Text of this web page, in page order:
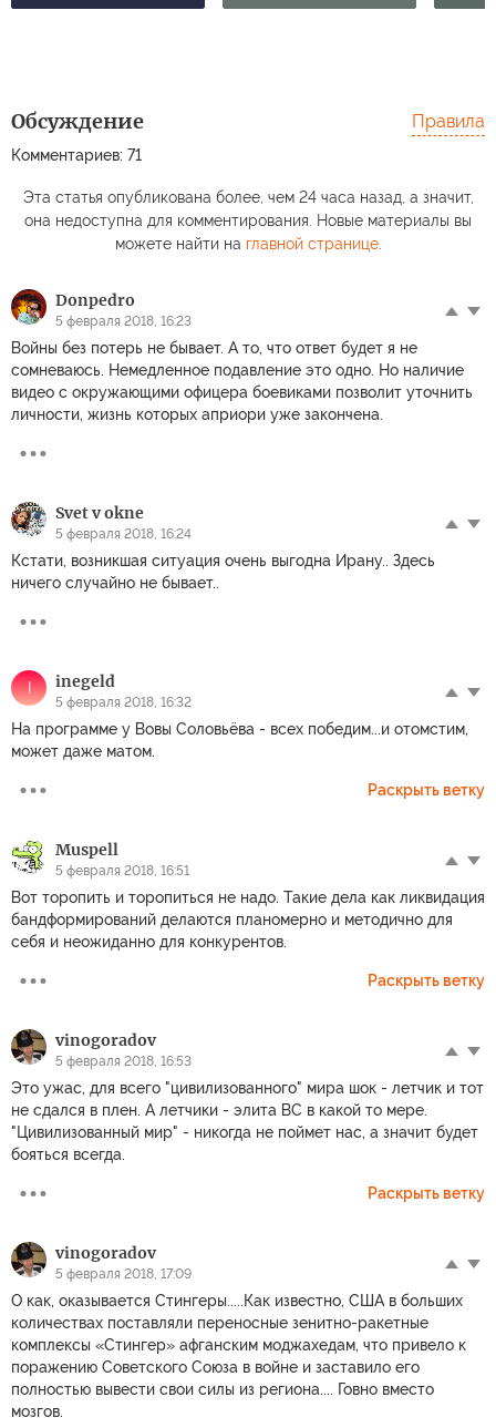
Обсуждение
Комментариев: 71
Правила
Эта статья опубликована более, чем 24 часа назад, а значит,
она недоступна для комментирования. Новые материалы вы
можете найти на главной странице.
Donpedro
5 февраля 2018, 16:23
Войны без потерь не бывает. А то, что ответ будет я не
сомневаюсь. Немедленное подавление это одно. Но наличие
видео с окружающими офицера боевиками позволит уточнить
личности, жизнь которых априори уже закончена.
Svet v okne
5 февраля 2018, 16:24
Кстати, возникшая ситуация очень выгодна Ирану.. Здесь
ничего случайно не бывает..
I inegeld
5 февраля 2018, 16:32
На программе у Вовы Соловьёва - всех победим...и отомстим,
может даже матом.
Раскрыть ветку
Muspell
5 февраля 2018, 16:51
Вот торопить и торопиться не надо. Такие дела как ликвидация
бандформирований делаются планомерно и методично для
себя и неожиданно для конкурентов.
Раскрыть ветку
vinogoradov
5 февраля 2018, 16:53
Это ужас, для всего "цивилизованного" мира шок - летчик и тот
не сдался в плен. А летчики - элита ВС в какой то мере.
"Цивилизованный мир" - никогда не поймет нас, а значит будет
бояться всегда.
Раскрыть ветку
vinogoradov
5 февраля 2018, 17:09
О как, оказывается Стингеры.....Как известно, США в больших
количествах поставляли переносные зенитно-ракетные
комплексы «Стингер» афганским моджахедам, что привело к
поражению Советского Союза в войне и заставило его
полностью вывести свои силы из региона.... Говно вместо
мозгов.